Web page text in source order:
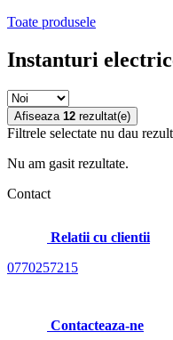
Toate produsele
Instanturi
Afiseaza 12 rezultat(e)
Filtrele selectate nu dau
Nu am gasit rezultate.
Contact
Relatii cu clientii
0770257215
Contacteaza-ne